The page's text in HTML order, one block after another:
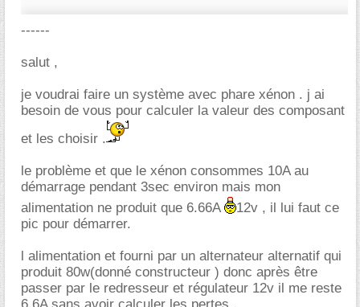
------
salut ,
je voudrai faire un système avec phare xénon . j ai
besoin de vous pour calculer la valeur des composant
et les choisir .
le problème et que le xénon consommes 10A au
démarrage pendant 3sec environ mais mon
alimentation ne produit que 6.66A
12v , il lui faut ce
pic pour démarrer.
l alimentation et fourni par un alternateur alternatif qui
produit 80w(donné constructeur ) donc après être
passer par le redresseur et régulateur 12v il me reste